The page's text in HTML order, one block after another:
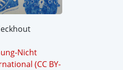
Nicht
(CC BY-